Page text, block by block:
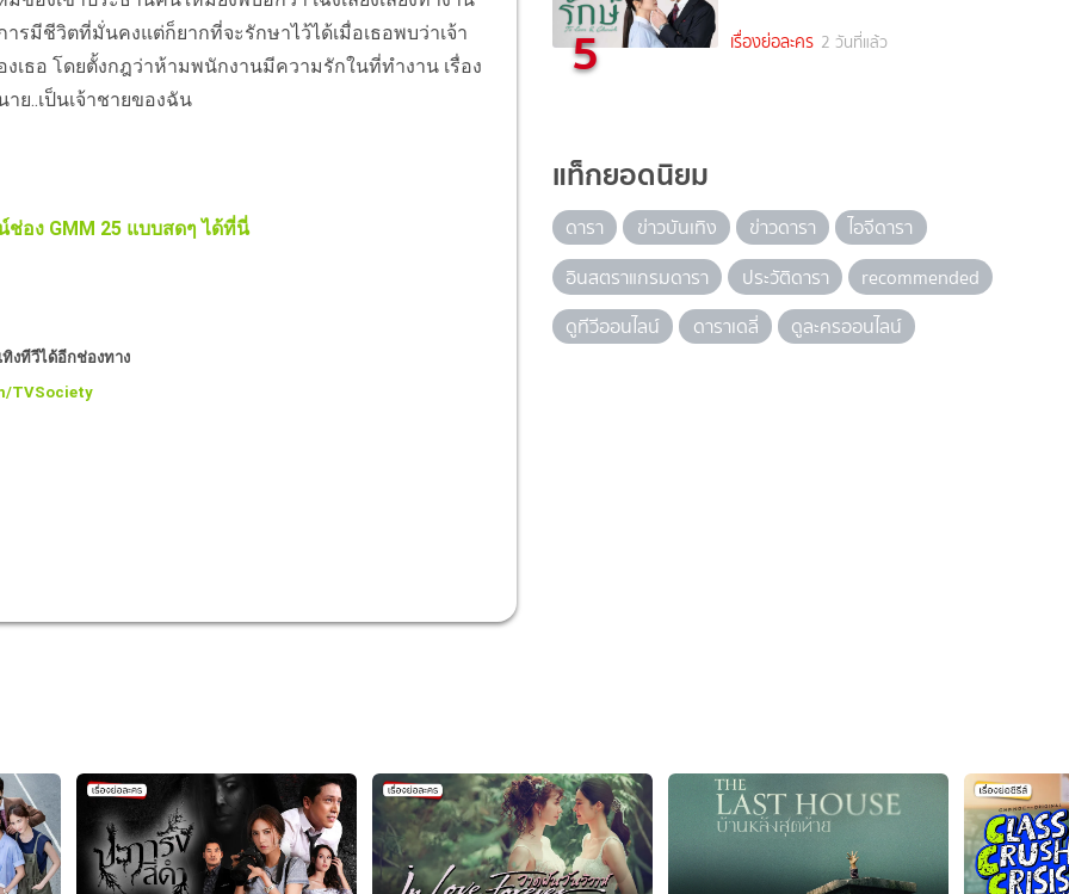
ารมีชีวิตที่มั่นคงแต่ก็ยากที่จะรักษาไว้ได้เมื่อเธอพบว่าเจ้า
เธอ โดยตั้งกฎว่าห้ามพนักงานมีความรักในที่ทำงาน เรื่อง
าย..เป็นเจ้าชายของฉัน
อง GMM 25 แบบสดๆ ได้ที่นี่
งทีวีได้อีกช่องทาง
TVSociety
5 เรื่องย่อละคร 2 วันที่แล้ว
แท็กยอดนิยม
ดารา ข่าวบันเทิง ข่าวดารา
ไอจีดารา
อินสตราแกรมดารา
ประวัติดารา
recommended
ดูทีวีออนไลน์
ดาราเดลี่ ดูละครออนไลน์